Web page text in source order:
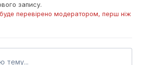
запису.
перевірено модератором, перш ніж
тему...